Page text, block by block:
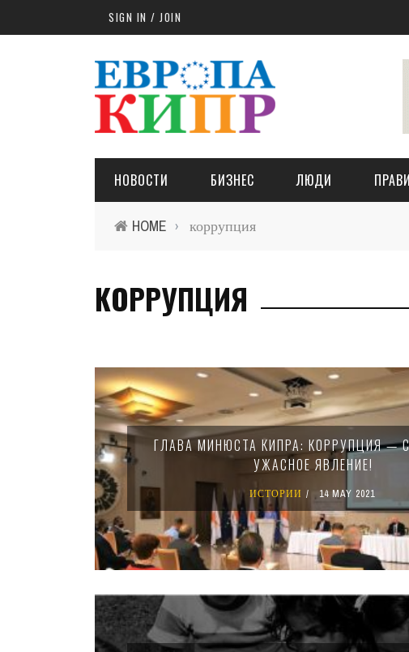
Skip to main contentSIGN IN / JOIN
НОВОСТИ БИЗНЕС ЛЮДИ
HOME › коррупция
КОРРУПЦИЯ
ГЛАВА МИНЮСТА КИПРА: КОРРУПЦИЯ —
УЖАСНОЕ ЯВЛЕНИЕ!
ИСТОРИИ 14 MAY 2021
Pages